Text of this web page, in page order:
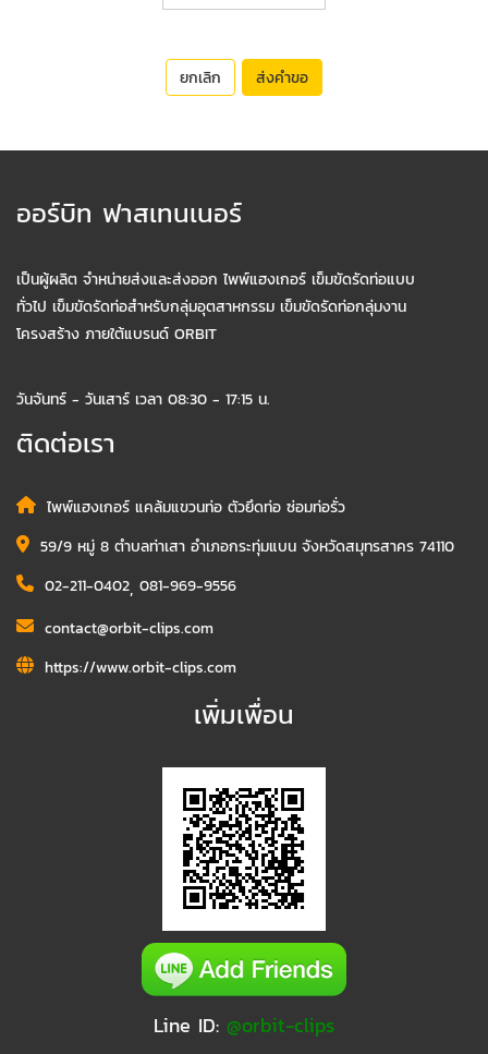
ยกเลิก ส่งคำขอ
ออร์บิท ฟาสเทนเนอร์
เป็นผู้ผลิต จำหน่ายส่งและส่งออก ไพพ์แฮงเกอร์ เข็มขัดรัดท่อแบบ
ทั่วไป เข็มขัดรัดท่อสำหรับกลุ่มอุตสาหกรรม เข็มขัดรัดท่อกลุ่มงาน
โครงสร้าง ภายใต้แบรนด์ ORBIT
วันจันทร์ - วันเสาร์ เวลา 08:30 - 17:15 น.
ติดต่อเรา
ไพพ์แฮงเกอร์ แคล้มแขวนท่อ ตัวยึดท่อ ซ่อมท่อรั่ว
59/9 หมู่ 8 ตำบลท่าเสา อำเภอกระทุ่มแบน จังหวัดสมุทรสาคร 74110
02-211-0402, 081-969-9556
contact@orbit-clips.com
https://www.orbit-clips.com
เพิ่มเพื่อน
Line ID: @orbit-clips